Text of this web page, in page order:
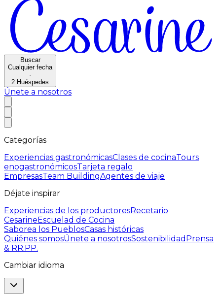
Buscar
Cualquier fecha
·
2 Huéspedes
Únete a nosotros
Categorías
Experiencias gastronómicasClases de cocinaTours
enogastronómicosTarjeta regalo
EmpresasTeam BuildingAgentes de viaje
Déjate inspirar
Experiencias de los productoresRecetario
CesarineEscuelad de Cocina
Saborea los PueblosCasas históricas
Quiénes somosÚnete a nosotrosSostenibilidad Prensa
& RR.PP.
Cambiar idioma